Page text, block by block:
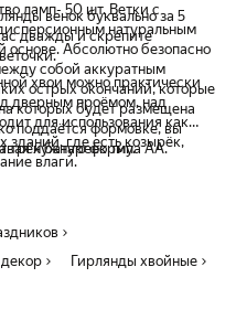
ламп- 50 шт. Ветки с
натуральным
Абсолютно безопасно
собой аккуратным
острых окончаний, которые
которых будет размещена
поддаётся формовке, вы
нужную форму.
венок буквально за 5
дважды и скрепите
хвои можно практически
дверным проёмом, над
для использования как
зданий, где есть козырёк,
влаги.
трёх батареек типа АА.
Гирлянды хвойные